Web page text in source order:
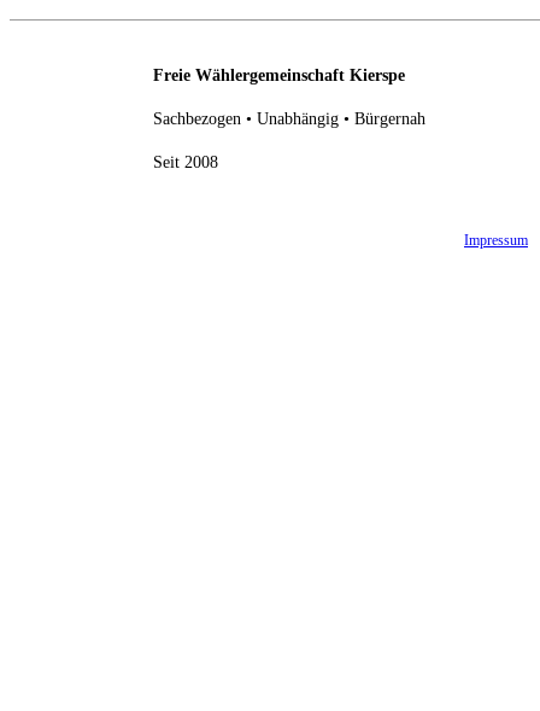
Freie Wählergemeinschaft Kierspe
Sachbezogen • Unabhängig • Bürgernah
Seit 2008
Impressum